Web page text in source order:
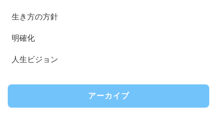
生き方の方針
明確化
人生ビジョン
アーカイブ